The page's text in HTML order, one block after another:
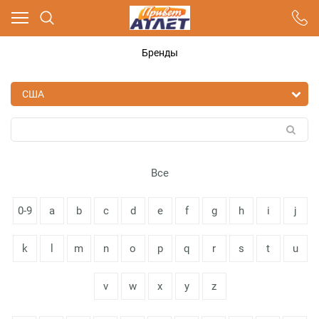
Бренды
Все
0-9 a b c d e f g h i j
k m n o p q r s t u
v w x y z
Ваш город - Москва,
угадали?